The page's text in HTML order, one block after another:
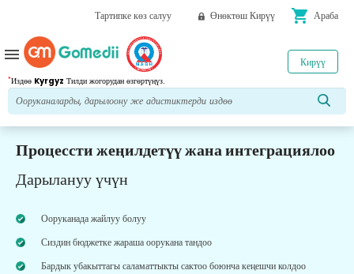
Тартипке көз салуу Өнөктөш Кирүү shopping_cart Араба
*Издөө Kyrgyz Тилди жогорудан өзгөртүңүз.
Кирүү
menu
Процессти жеңилдетүү жана интеграциялоо
Дарылануу үчүн
Ооруканада жайлуу болуу
Сиздин бюджетке жараша оорукана тандоо
Бардык убакыттагы саламаттыкты сактоо боюнча кеңешчи колдоо